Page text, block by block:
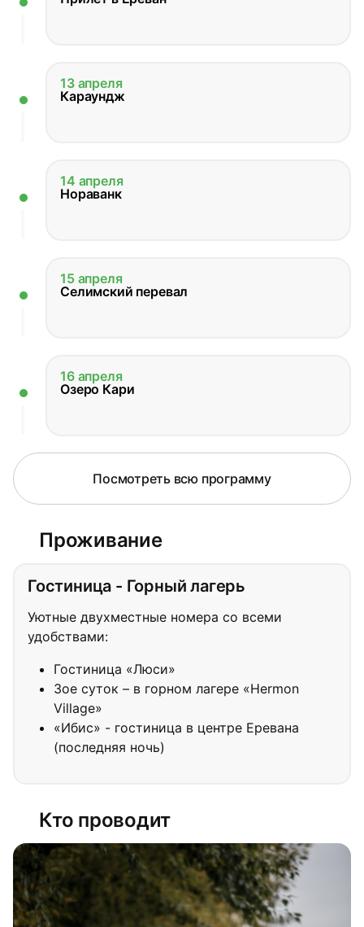
13 апреля
Караундж
14 апреля
Нораванк
15 апреля
Селимский перевал
16 апреля
Озеро Кари
Посмотреть всю программу
Проживание
Гостиница - Горный лагерь
Уютные двухместные номера со всеми
удобствами:
Гостиница «Люси»
3ое суток – в горном лагере «Hermon
Village»
«Ибис» - гостиница в центре Еревана
(последняя ночь)
Кто проводит